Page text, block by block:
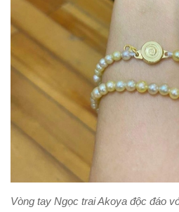
Vòng tay Ngọc trai Akoya độc đáo